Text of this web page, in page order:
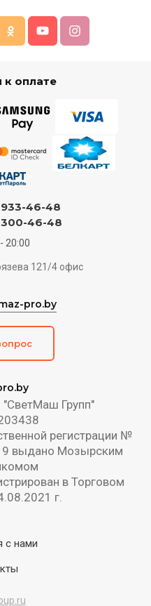
оплате
Групп"
регистрации №
выдано Мозырским
в Торговом
г.
933-46-48
300-46-48
20:00
121/4 офис
pro.by
с нами